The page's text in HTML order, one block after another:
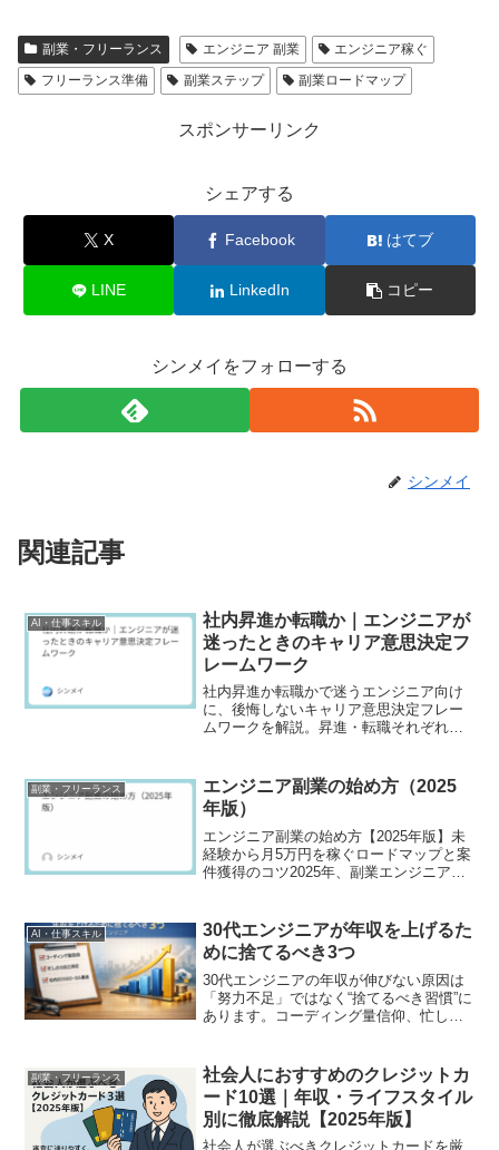
副業・フリーランス エンジニア 副業
エンジニア稼ぐ
フリーランス準備
副業ステップ 副業ロードマップ
スポンサーリンク
シェアする
X Facebook はてブ
LINE LinkedIn コピー
シンメイをフォローする
シンメイ
関連記事
AI・仕事スキル
社内昇進か転職か｜エンジニアが
迷ったときのキャリア意思決定フ
レームワーク
社内昇進か転職かで迷うエンジニア向け
に、後悔しないキャリア意思決定フレー
ムワークを解説。昇進・転職それぞれの
副業・フリーランス
エンジニア副業の始め方（2025
年版）
エンジニア副業の始め方【2025年版】未
経験から月5万円を稼ぐロードマップと案
件獲得のコツ2025年、副業エンジニアと
り前に収入を伸ばす手段として広がって
います。背景に...
AI・仕事スキル
30代エンジニアが年収を上げるた
めに捨てるべき3つ
30代エンジニアの年収が伸びない原因は
「努力不足」ではなく“捨てるべき習慣”に
あります。コーディング量信仰、忙しさ
ュリティ・小さなマネジメントへ投資す
る具体策とKPIを解説。転職・年収交渉・
副業まで一気通貫で年収アップの道筋を
示します。
副業・フリーランス
社会人におすすめのクレジットカ
ード10選｜年収・ライフスタイル
別に徹底解説【2025年版】
社会人が選ぶべきクレジットカードを厳